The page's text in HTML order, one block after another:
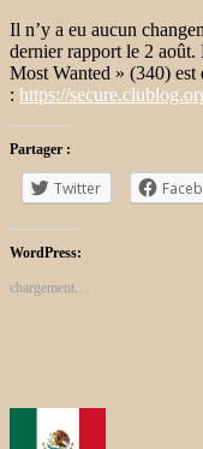
Il n’y a eu aucun
dernier rapport le 2
Most Wanted » (340) est
: https://
Partager :
Twitter
WordPress:
chargement…